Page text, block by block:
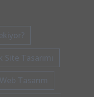
Site Tasarımı
Tasarım